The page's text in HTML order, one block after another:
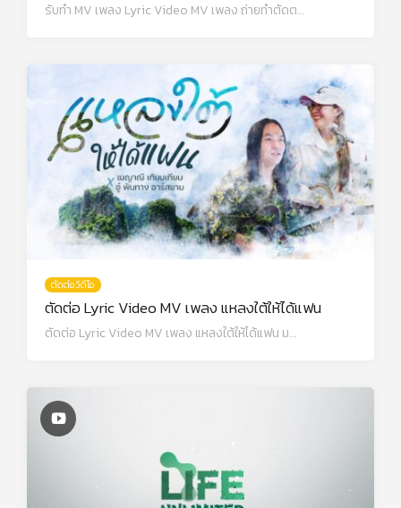
รับทํา MV เพลง Lyric Video MV เพลง ถ่ายทำตัดต…
ตัดต่อวิดีโอ
ตัดต่อ Lyric Video MV เพลง แหลงใต้ให้ได้แฟน
ตัดต่อ Lyric Video MV เพลง แหลงใต้ให้ได้แฟน ม…